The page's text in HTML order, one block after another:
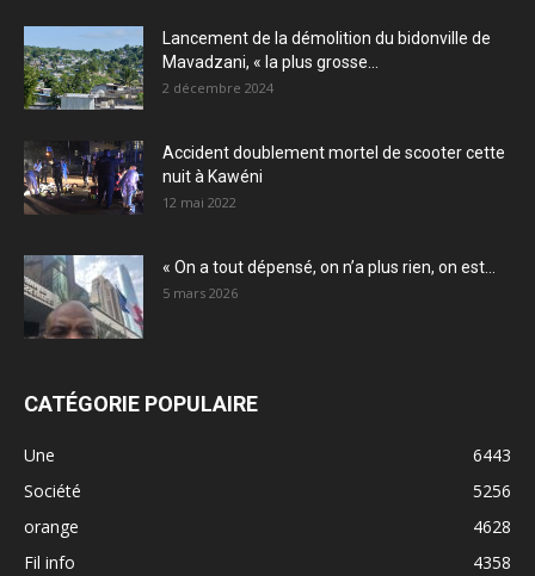
Lancement de la démolition du bidonville de
Mavadzani, « la plus grosse...
2 décembre 2024
Accident doublement mortel de scooter cette
nuit à Kawéni
12 mai 2022
« On a tout dépensé, on n’a plus rien, on est...
5 mars 2026
CATÉGORIE POPULAIRE
Une
6443
Société
5256
orange
4628
Fil info
4358